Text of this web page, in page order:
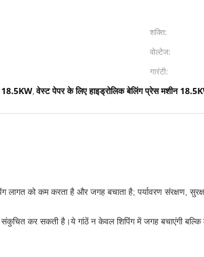
शक्ति:
वोल्टेज:
गारंटी:
18.5KW,वेस्ट पेपर के लिए हाइड्रोलिक बेलिंग प्रेस मशीन
लागत को कम करता है और जगह बचाता है; पर्यावरण संरक्षण,
कर सकती है।ये गांठें न केवल शिपिंग में जगह बचाएंगी बल्कि